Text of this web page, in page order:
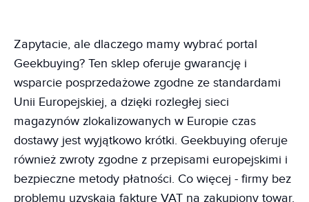
Zapytacie, ale dlaczego mamy wybrać portal
Geekbuying? Ten sklep oferuje gwarancję i
wsparcie posprzedażowe zgodne ze standardami
Unii Europejskiej, a dzięki rozległej sieci
magazynów zlokalizowanych w Europie czas
dostawy jest wyjątkowo krótki. Geekbuying oferuje
również zwroty zgodne z przepisami europejskimi i
bezpieczne metody płatności. Co więcej - firmy bez
problemu uzyskają fakturę VAT na zakupiony towar.